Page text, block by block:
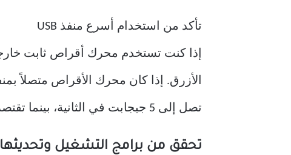
تأكد من استخدام أسرع منفذ USB
تصل إلى 5 جيجابت في الثانية، بينما تقتصر سرعة USB 2.0 الأقدم على 480 ميجابت في الثانية كحد أقصى (أبطأ بأكثر من 10 مرات).
تحقق من برامج التشغيل وتحديثها